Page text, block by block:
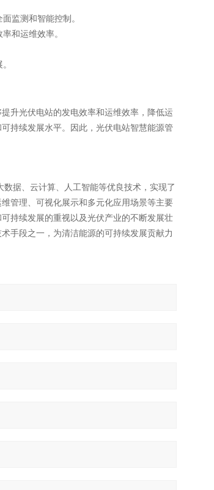
监测和智能控制。
和运维效率。
升光伏电站的发电效率和运维效率，降低运
持续发展水平。因此，光伏电站智慧能源管
据、云计算、人工智能等优良技术，实现了
管理、可视化展示和多元化应用场景等主要
持续发展的重视以及光伏产业的不断发展壮
手段之一，为清洁能源的可持续发展贡献力